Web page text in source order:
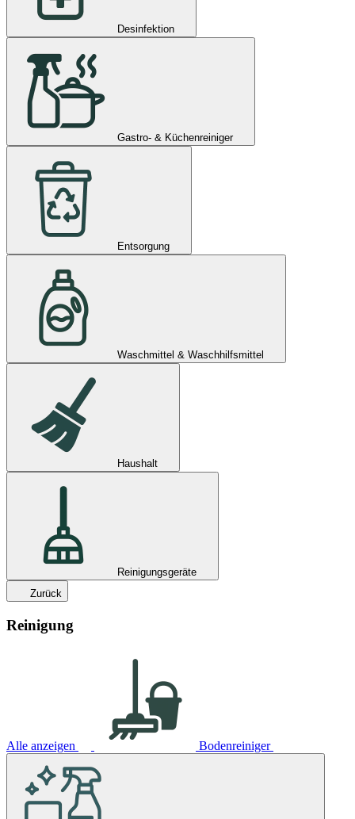
Desinfektion
Gastro- & Küchenreiniger
Entsorgung
Waschmittel & Waschhilfsmittel
Haushalt
Reinigungsgeräte
Zurück
Reinigung
Alle anzeigen Bodenreiniger